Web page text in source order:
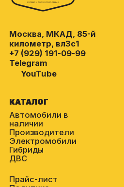
Москва, МКАД, 85-й
километр, вл3с1
+7 (929) 191-09-99
Telegram
YouTube
КАТАЛОГ
Автомобили в
наличии
Производители
Электромобили
Гибриды
ДВС
Прайс-лист